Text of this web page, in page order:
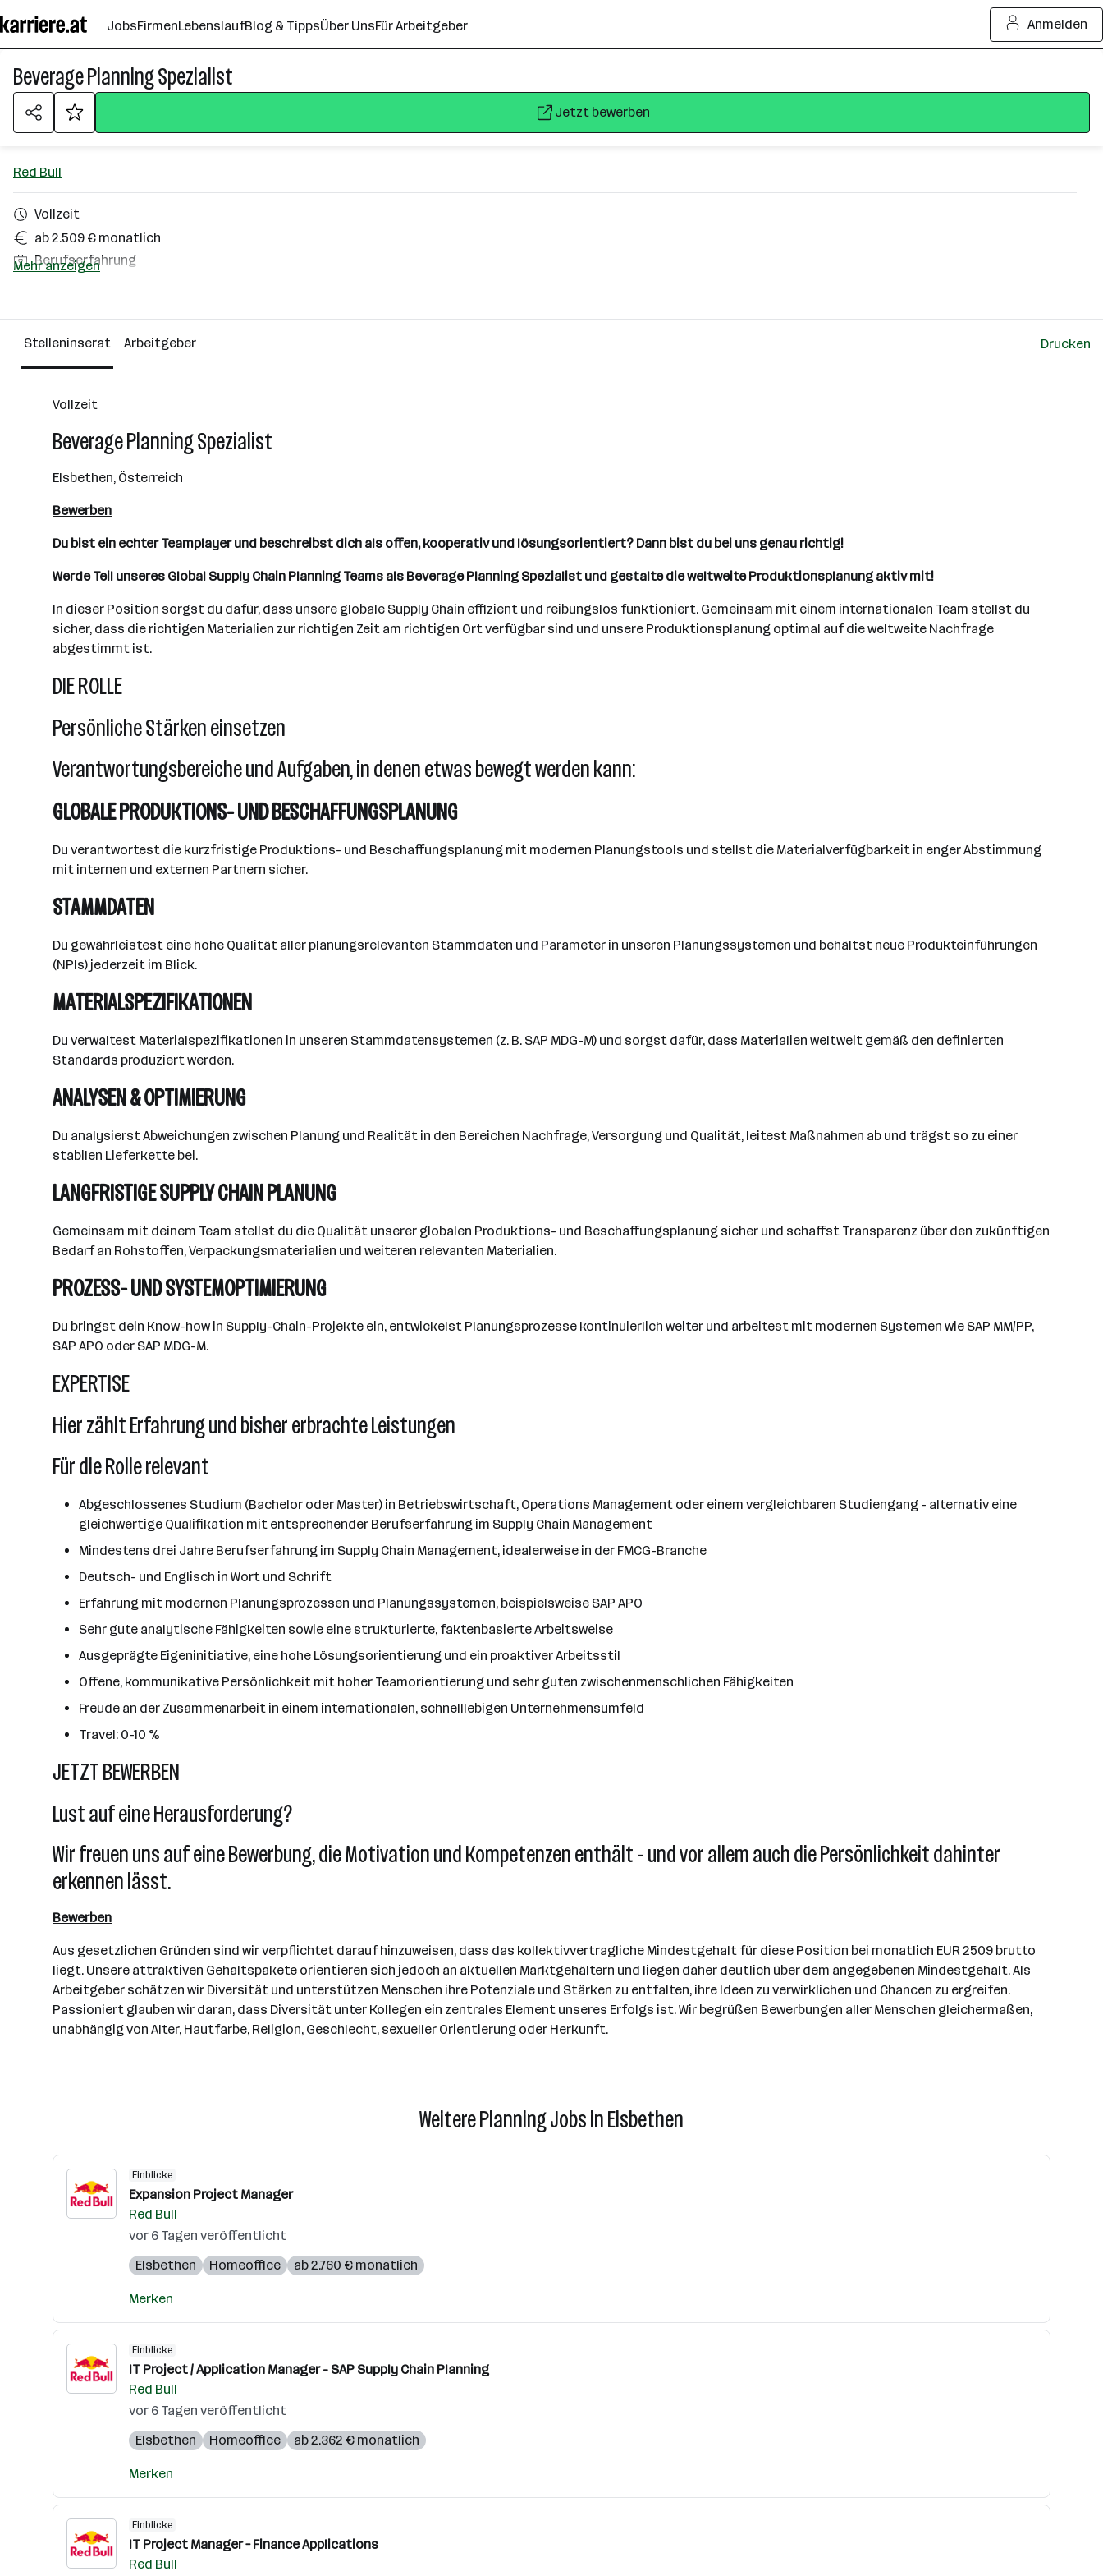
Seiteninhalt
springen
JobsFirmenLebenslaufBlog & TippsÜber UnsFür Arbeitgeber Anmelden
Beverage Planning Spezialist
Jetzt bewerben
Red Bull
Vollzeit
ab 2.509 € monatlich
Berufserfahrung
Fuschl am See
Mehr anzeigen
Stelleninserat Arbeitgeber Drucken
Vollzeit
Beverage Planning Spezialist
Elsbethen, Österreich
Bewerben
Du bist ein echter Teamplayer und beschreibst dich als offen, kooperativ und lösungsorientiert? Dann bist du bei uns genau richtig!
Werde Teil unseres Global Supply Chain Planning Teams als Beverage Planning Spezialist und gestalte die weltweite Produktionsplanung aktiv mit!
In dieser Position sorgst du dafür, dass unsere globale Supply Chain effizient und reibungslos funktioniert. Gemeinsam mit einem internationalen Team stellst du
sicher, dass die richtigen Materialien zur richtigen Zeit am richtigen Ort verfügbar sind und unsere Produktionsplanung optimal auf die weltweite Nachfrage
abgestimmt ist.
DIE ROLLE
Persönliche Stärken einsetzen
Verantwortungsbereiche und Aufgaben, in denen etwas bewegt werden kann:
GLOBALE PRODUKTIONS- UND BESCHAFFUNGSPLANUNG
Du verantwortest die kurzfristige Produktions- und Beschaffungsplanung mit modernen Planungstools und stellst die Materialverfügbarkeit in enger Abstimmung
mit internen und externen Partnern sicher.
STAMMDATEN
Du gewährleistest eine hohe Qualität aller planungsrelevanten Stammdaten und Parameter in unseren Planungssystemen und behältst neue Produkteinführungen
(NPIs) jederzeit im Blick.
MATERIALSPEZIFIKATIONEN
Du verwaltest Materialspezifikationen in unseren Stammdatensystemen (z. B. SAP MDG-M) und sorgst dafür, dass Materialien weltweit gemäß den definierten
Standards produziert werden.
ANALYSEN & OPTIMIERUNG
Du analysierst Abweichungen zwischen Planung und Realität in den Bereichen Nachfrage, Versorgung und Qualität, leitest Maßnahmen ab und trägst so zu einer
stabilen Lieferkette bei.
LANGFRISTIGE SUPPLY CHAIN PLANUNG
Gemeinsam mit deinem Team stellst du die Qualität unserer globalen Produktions- und Beschaffungsplanung sicher und schaffst Transparenz über den zukünftigen
Bedarf an Rohstoffen, Verpackungsmaterialien und weiteren relevanten Materialien.
PROZESS- UND SYSTEMOPTIMIERUNG
Du bringst dein Know-how in Supply-Chain-Projekte ein, entwickelst Planungsprozesse kontinuierlich weiter und arbeitest mit modernen Systemen wie SAP MM/PP,
SAP APO oder SAP MDG-M.
EXPERTISE
Hier zählt Erfahrung und bisher erbrachte Leistungen
Für die Rolle relevant
Abgeschlossenes Studium (Bachelor oder Master) in Betriebswirtschaft, Operations Management oder einem vergleichbaren Studiengang - alternativ eine
gleichwertige Qualifikation mit entsprechender Berufserfahrung im Supply Chain Management
Mindestens drei Jahre Berufserfahrung im Supply Chain Management, idealerweise in der FMCG-Branche
Deutsch- und Englisch in Wort und Schrift
Erfahrung mit modernen Planungsprozessen und Planungssystemen, beispielsweise SAP APO
Sehr gute analytische Fähigkeiten sowie eine strukturierte, faktenbasierte Arbeitsweise
Ausgeprägte Eigeninitiative, eine hohe Lösungsorientierung und ein proaktiver Arbeitsstil
Offene, kommunikative Persönlichkeit mit hoher Teamorientierung und sehr guten zwischenmenschlichen Fähigkeiten
Freude an der Zusammenarbeit in einem internationalen, schnelllebigen Unternehmensumfeld
Travel: 0-10 %
JETZT BEWERBEN
Lust auf eine Herausforderung?
Wir freuen uns auf eine Bewerbung, die Motivation und Kompetenzen enthält - und vor allem auch die Persönlichkeit dahinter
erkennen lässt.
Bewerben
Aus gesetzlichen Gründen sind wir verpflichtet darauf hinzuweisen, dass das kollektivvertragliche Mindestgehalt für diese Position bei monatlich EUR 2509 brutto
liegt. Unsere attraktiven Gehaltspakete orientieren sich jedoch an aktuellen Marktgehältern und liegen daher deutlich über dem angegebenen Mindestgehalt. Als
Arbeitgeber schätzen wir Diversität und unterstützen Menschen ihre Potenziale und Stärken zu entfalten, ihre Ideen zu verwirklichen und Chancen zu ergreifen.
Passioniert glauben wir daran, dass Diversität unter Kollegen ein zentrales Element unseres Erfolgs ist. Wir begrüßen Bewerbungen aller Menschen gleichermaßen,
unabhängig von Alter, Hautfarbe, Religion, Geschlecht, sexueller Orientierung oder Herkunft.
Weitere Planning Jobs in Elsbethen
Einblicke
Expansion Project Manager
Red Bull
vor 6 Tagen veröffentlicht
Elsbethen
Homeoffice ab 2.760 € monatlich
Merken
Einblicke
IT Project / Application Manager - SAP Supply Chain Planning
Red Bull
vor 6 Tagen veröffentlicht
Elsbethen
Homeoffice ab 2.362 € monatlich
Merken
Einblicke
IT Project Manager – Finance Applications
Red Bull